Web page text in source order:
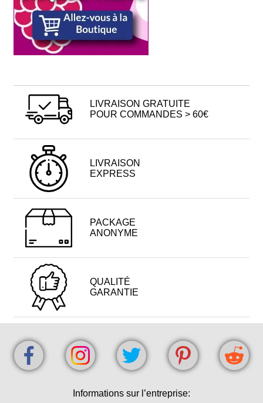
LIVRAISON GRATUITE
POUR COMMANDES > 60€
LIVRAISON
EXPRESS
PACKAGE
ANONYME
QUALITÉ
GARANTIE
Informations sur l’entreprise: